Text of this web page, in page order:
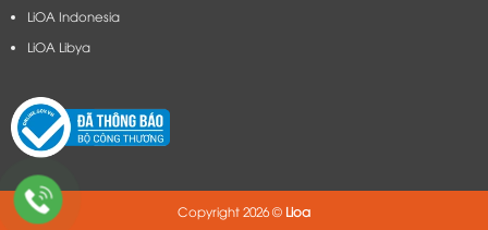
LiOA Indonesia
LiOA Libya
Copyright 2026 © Lioa